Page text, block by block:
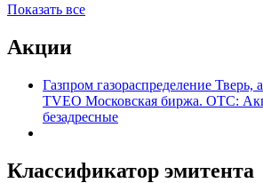
Показать все
Акции
Газпром газораспределение Тверь,
TVEO Московская биржа. OTC:
безадресные
Классификатор эмитента